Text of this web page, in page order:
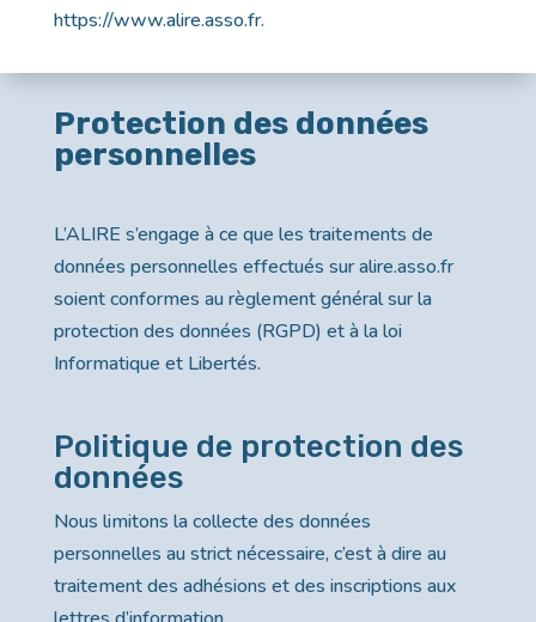
https://www.alire.asso.fr.
Protection des données
personnelles
L’ALIRE s’engage à ce que les traitements de
données personnelles effectués sur alire.asso.fr
soient conformes au règlement général sur la
protection des données (RGPD) et à la loi
Informatique et Libertés.
Politique de protection des
données
Nous limitons la collecte des données
personnelles au strict nécessaire, c’est à dire au
traitement des adhésions et des inscriptions aux